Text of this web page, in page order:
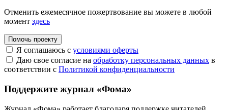
Отменить ежемесячное пожертвование вы можете в любой
момент здесь
Помочь проекту
Я соглашаюсь с условиями оферты
Даю свое согласие на обработку персональных данных в
соответствии с Политикой конфиденциальности
Поддержите журнал «Фома»